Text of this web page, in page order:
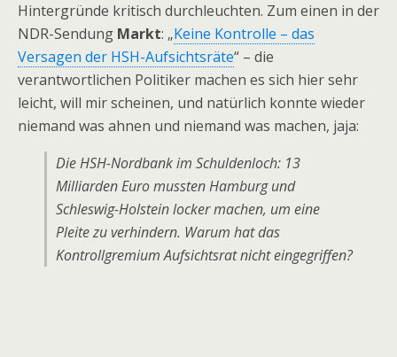
Hintergründe kritisch durchleuchten. Zum einen in der
NDR-Sendung Markt: „Keine Kontrolle – das
Versagen der HSH-Aufsichtsräte“ – die
verantwortlichen Politiker machen es sich hier sehr
leicht, will mir scheinen, und natürlich konnte wieder
niemand was ahnen und niemand was machen, jaja:
Die HSH-Nordbank im Schuldenloch: 13
Milliarden Euro mussten Hamburg und
Schleswig-Holstein locker machen, um eine
Pleite zu verhindern. Warum hat das
Kontrollgremium Aufsichtsrat nicht eingegriffen?